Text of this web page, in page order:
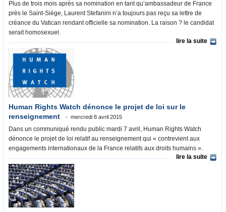
Plus de trois mois après sa nomination en tant qu’ambassadeur de France
près le Saint-Siège, Laurent Stefanini n’a toujours pas reçu sa lettre de
créance du Vatican rendant officielle sa nomination. La raison ? le candidat
serait homosexuel.
lire la suite
Human Rights Watch dénonce le projet de loi sur le
renseignement
mercredi 8 avril 2015
Dans un communiqué rendu public mardi 7 avril, Human Rights Watch
dénonce le projet de loi relatif au renseignement qui « contrevient aux
engagements internationaux de la France relatifs aux droits humains ».
lire la suite